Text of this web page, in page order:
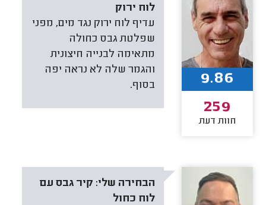
לוח ירוק
עדיף לוח ירוק נגד מים, מפני
שפלטת גבס כחולה
מתאימה לבנייה חיצונית
והגמר שלה לא נראה יפה
בסוף.
9.86
259
חוות דעת
הבחירה שלי: קיר גבס עם
לוח כחול